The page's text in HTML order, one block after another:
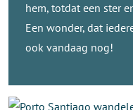
hem, totdat een ster
Een wonder, dat
ook vandaag nog!